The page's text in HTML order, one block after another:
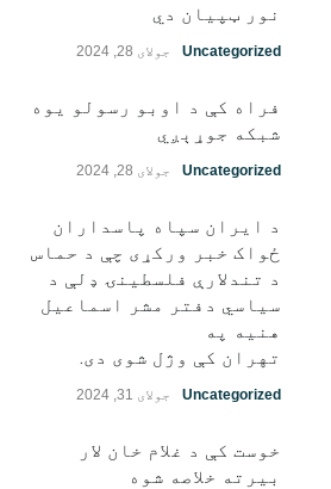
نور ټپيان دي
Uncategorized جولای 28, 2024
فراه کې د اوبو رسولو یوه
شبکه جوړېږي
Uncategorized جولای 28, 2024
د ایران سپاه پاسداران
ځواک خبر ورکړی چې د حماس
د تندلارې فلسطينۍ ډلې د
سیاسي دفتر مشر اسماعیل
هنيه په
تهران کې وژل شوی دی.
Uncategorized جولای 31, 2024
خوست کې د غلام خان لار
بیرته خلاصه شوه